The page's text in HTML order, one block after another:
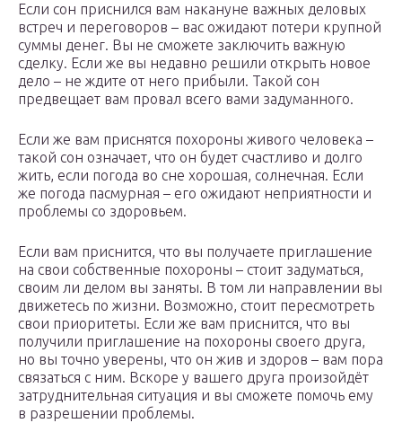
Если сон приснился вам накануне важных деловых
встреч и переговоров – вас ожидают потери крупной
суммы денег. Вы не сможете заключить важную
сделку. Если же вы недавно решили открыть новое
дело – не ждите от него прибыли. Такой сон
предвещает вам провал всего вами задуманного.
Если же вам приснятся похороны живого человека –
такой сон означает, что он будет счастливо и долго
жить, если погода во сне хорошая, солнечная. Если
же погода пасмурная – его ожидают неприятности и
проблемы со здоровьем.
Если вам приснится, что вы получаете приглашение
на свои собственные похороны – стоит задуматься,
своим ли делом вы заняты. В том ли направлении вы
движетесь по жизни. Возможно, стоит пересмотреть
свои приоритеты. Если же вам приснится, что вы
получили приглашение на похороны своего друга,
но вы точно уверены, что он жив и здоров – вам пора
связаться с ним. Вскоре у вашего друга произойдёт
затруднительная ситуация и вы сможете помочь ему
в разрешении проблемы.